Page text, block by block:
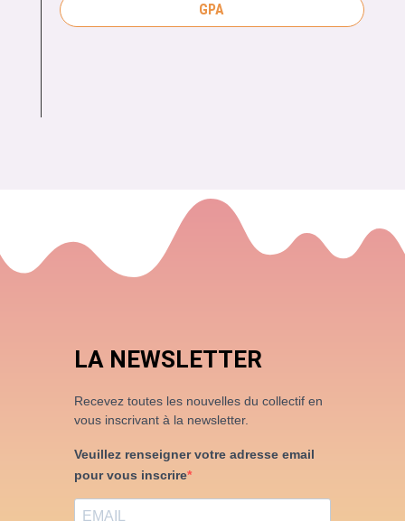
GPA
LA NEWSLETTER
Recevez toutes les nouvelles du collectif en
vous inscrivant à la newsletter.
Veuillez renseigner votre adresse email
pour vous inscrire